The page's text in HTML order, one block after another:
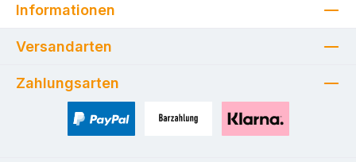
Informationen
Versandarten
Zahlungsarten